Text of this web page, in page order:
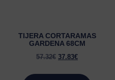
TIJERA CORTARAMAS
GARDENA 68CM
57.32€ 37.83€